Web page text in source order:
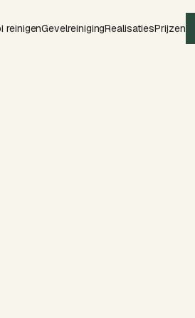
reinigenGevelreinigingRealisatiesPrijzen